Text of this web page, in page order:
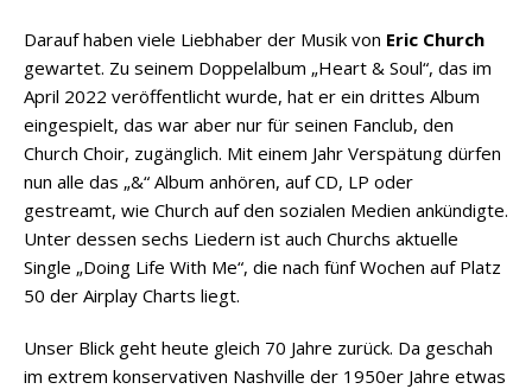
Darauf haben viele Liebhaber der Musik von Eric Church
gewartet. Zu seinem Doppelalbum „Heart & Soul“, das im
April 2022 veröffentlicht wurde, hat er ein drittes Album
eingespielt, das war aber nur für seinen Fanclub, den
Church Choir, zugänglich. Mit einem Jahr Verspätung dürfen
nun alle das „&“ Album anhören, auf CD, LP oder
gestreamt, wie Church auf den sozialen Medien ankündigte.
Unter dessen sechs Liedern ist auch Churchs aktuelle
Single „Doing Life With Me“, die nach fünf Wochen auf Platz
50 der Airplay Charts liegt.
Unser Blick geht heute gleich 70 Jahre zurück. Da geschah
im extrem konservativen Nashville der 1950er Jahre etwas